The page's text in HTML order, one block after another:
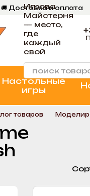
🚚 Доставка и оплата
💬 Отзывы
Игрова
Майстерня
— место,
где
каждый
свой
Настольные
игры
товаров